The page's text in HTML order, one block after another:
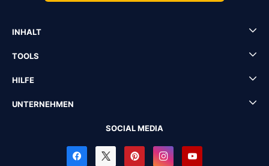
INHALT
TOOLS
HILFE
UNTERNEHMEN
SOCIAL MEDIA